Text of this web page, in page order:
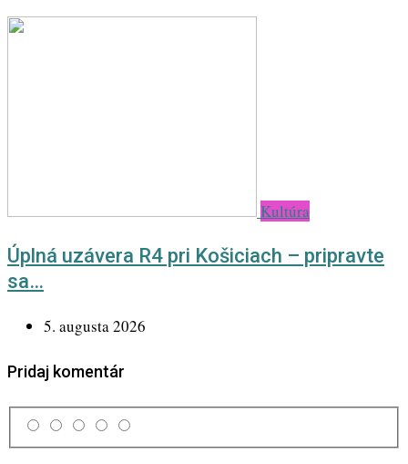
Kultúra
Úplná uzávera R4 pri Košiciach – pripravte
sa…
5. augusta 2026
Pridaj komentár